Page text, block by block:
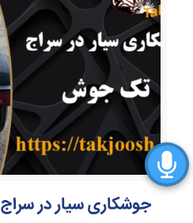
جوشکاری سیار در سراج